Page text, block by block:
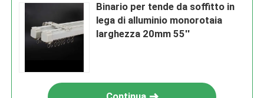
Binario per tende da soffitto in
lega di alluminio monorotaia
larghezza 20mm 55''